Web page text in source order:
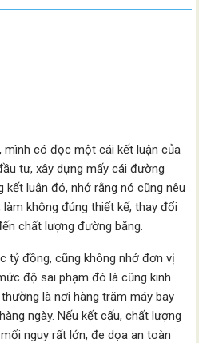
mình có đọc một cái kết luận của
tư, xây dựng mấy cái đường
kết luận đó, nhớ rằng nó cũng nêu
không đúng thiết kế, thay đổi
chất lượng đường băng.
tỷ đồng, cũng không nhớ đơn vị
độ sai phạm đó là cũng kinh
là nơi hàng trăm máy bay
ngày. Nếu kết cấu, chất lượng
nguy rất lớn, đe dọa an toàn